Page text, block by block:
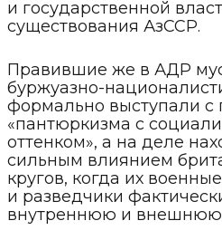
и государственной
существования АзССР.
Правившие же в АДР
буржуазно-
формально выступали с
«пантюркизма с
оттенком», а на деле
сильным влиянием
кругов, когда их
и разведчики
внутреннюю и внешнюю